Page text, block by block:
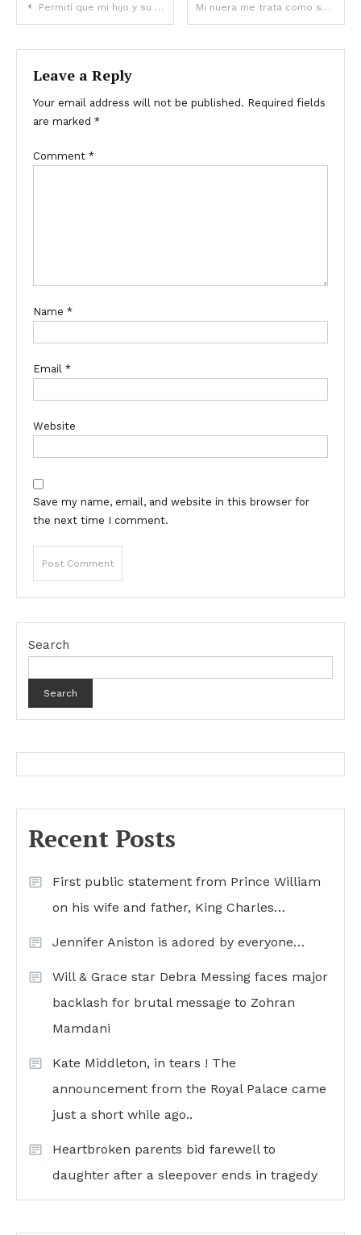
Permití que mi hijo y su esposa vivieran en mi casa, pero me echaron – El karma los hizo pagar Mi nuera me trata como su sirvienta, así que decidí darle una lección en Navidad
Leave a Reply
Your email address will not be published. Required fields
are marked *
Comment *
Name *
Email *
Website
Save my name, email, and website in this browser for
the next time I comment.
Search
Search
Recent Posts
First public statement from Prince William
on his wife and father, King Charles…
Jennifer Aniston is adored by everyone…
Will & Grace star Debra Messing faces major
backlash for brutal message to Zohran
Mamdani
Kate Middleton, in tears ! The
announcement from the Royal Palace came
just a short while ago..
Heartbroken parents bid farewell to
daughter after a sleepover ends in tragedy